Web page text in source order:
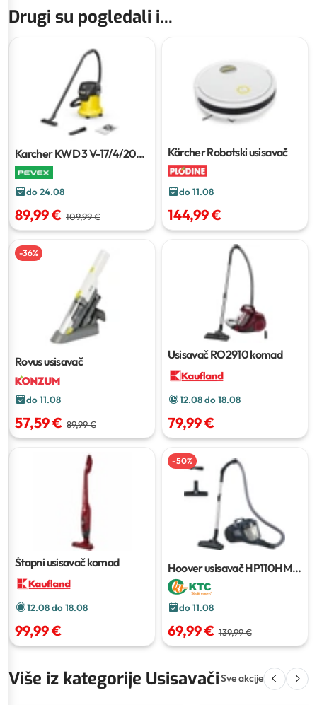
Drugi su pogledali i...
Karcher KWD 3 V-17/4/20
usisavač za mokro i suho
usisavanje
do 24.08
89,99 € 109,99 €
Kärcher Robotski usisavač
do 11.08
144,99 €
-36%
Rovus usisavač
do 11.08
57,59 € 89,99 €
Usisavač RO2910komad
12.08 do 18.08
79,99 €
Štapni usisavačkomad
12.08 do 18.08
99,99 €
-50%
Hoover usisavač HP110HM
011 700 W
do 11.08
69,99 € 139,99 €
Više iz kategorije UsisavačiSve akcije